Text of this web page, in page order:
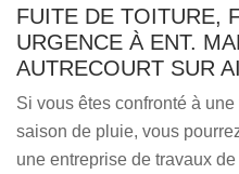
FUITE DE TOITURE,
URGENCE À ENT.
AUTRECOURT SUR
Si vous êtes confronté à
saison de pluie, vous
une entreprise de travaux